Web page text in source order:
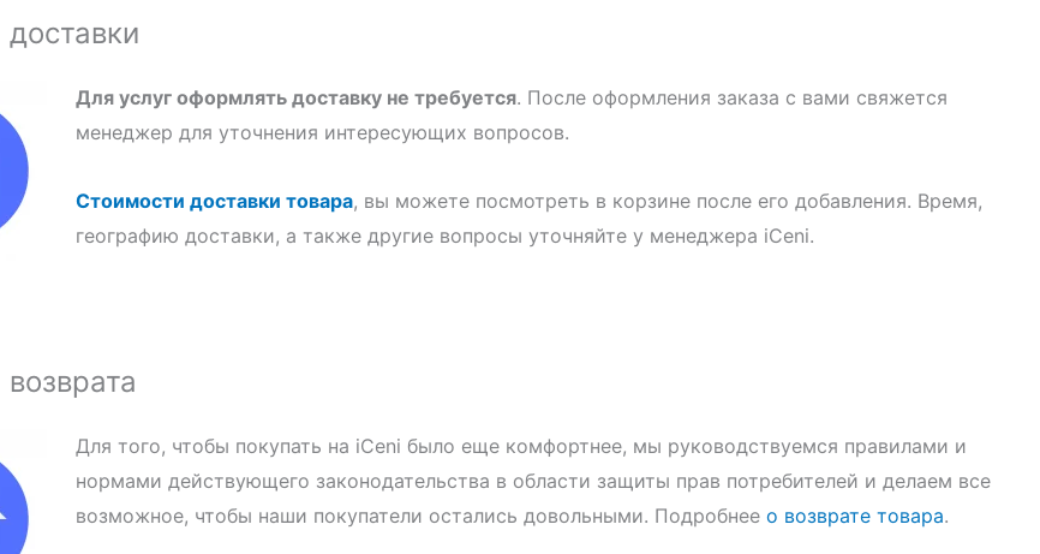
Для услуг оформлять доставку не требуется. После оформления заказа с вами свяжется
менеджер для уточнения интересующих вопросов.
Стоимости доставки товара, вы можете посмотреть в корзине после его добавления. Время,
географию доставки, а также другие вопросы уточняйте у менеджера iCeni.
Для того, чтобы покупать на iCeni было еще комфортнее, мы руководствуемся правилами и
нормами действующего законодательства в области защиты прав потребителей и делаем все
возможное, чтобы наши покупатели остались довольными. Подробнее о возврате товара.